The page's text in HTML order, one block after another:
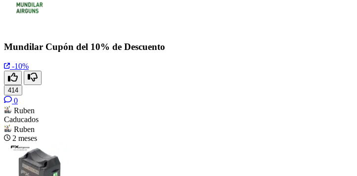
Mundilar Cupón del 10% de Descuento
-10%
414
0
Ruben
Caducados
Ruben
2 meses